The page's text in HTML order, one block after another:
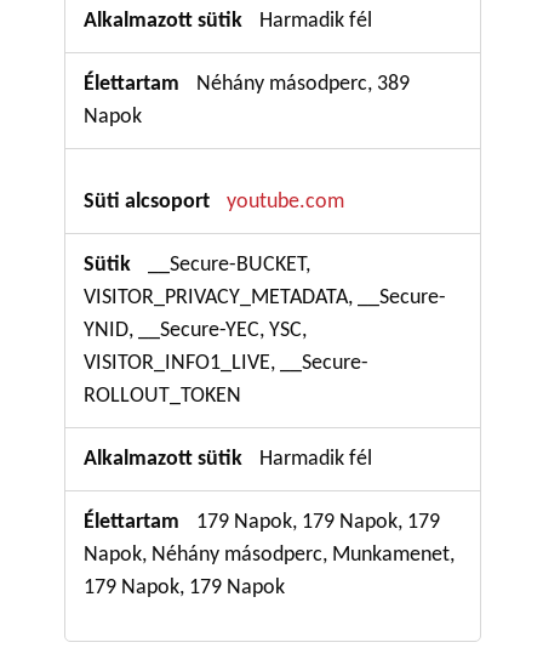
Harmadik fél
Néhány másodperc, 389
Napok
youtube.com
__Secure-BUCKET,
VISITOR_PRIVACY_METADATA, __Secure-
YNID, __Secure-YEC, YSC,
VISITOR_INFO1_LIVE, __Secure-
ROLLOUT_TOKEN
Harmadik fél
179 Napok, 179 Napok, 179
Napok, Néhány másodperc, Munkamenet,
179 Napok, 179 Napok